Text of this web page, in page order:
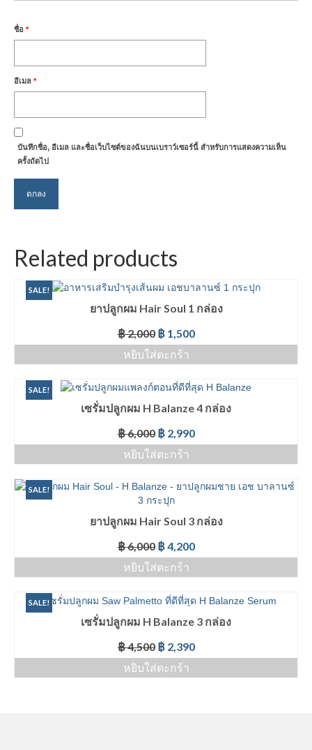
ชื่อ *
อีเมล *
บันทึกชื่อ, อีเมล และชื่อเว็บไซต์ของฉันบนเบราว์เซอร์นี้ สำหรับการแสดงความเห็น
ครั้งถัดไป
Related products
SALE!
ยาปลูกผม Hair Soul 1 กล่อง
฿2,000 ฿1,500
หยิบใส่ตะกร้า
SALE!
เซรั่มปลูกผม H Balanze 4 กล่อง
฿6,000 ฿2,990
หยิบใส่ตะกร้า
SALE!
ยาปลูกผม Hair Soul 3 กล่อง
฿6,000 ฿4,200
หยิบใส่ตะกร้า
SALE!
เซรั่มปลูกผม H Balanze 3 กล่อง
฿4,500 ฿2,390
หยิบใส่ตะกร้า